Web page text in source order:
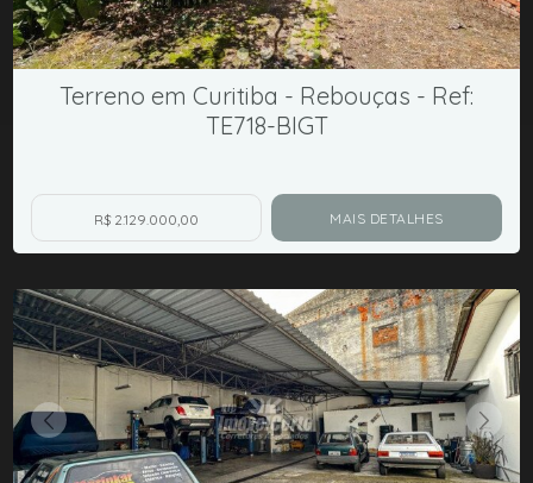
Terreno em Curitiba - Rebouças - Ref:
TE718-BIGT
R$ 2.129.000,00 MAIS DETALHES